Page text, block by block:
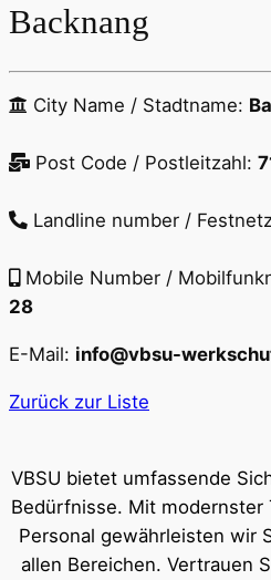
Backnang
City Name / Stadtname:
Post Code / Postleitzahl:
Landline number /
Mobile Number /
28
E-Mail: info@vbsu-
Zurück zur Liste
VBSU bietet umfassende
Bedürfnisse. Mit modernster
Personal gewährleisten wir
allen Bereichen. Vertrauen